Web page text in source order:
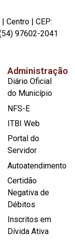
Centro | CEP:
97602-2041
Administração
Diário Oficial
do Município
NFS-E
ITBI Web
Portal do
Servidor
Autoatendimento
Certidão
Negativa de
Débitos
Inscritos em
Dívida Ativa